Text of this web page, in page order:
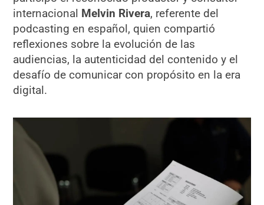
internacional Melvin Rivera, referente del
podcasting en español, quien compartió
reflexiones sobre la evolución de las
audiencias, la autenticidad del contenido y el
desafío de comunicar con propósito en la era
digital.